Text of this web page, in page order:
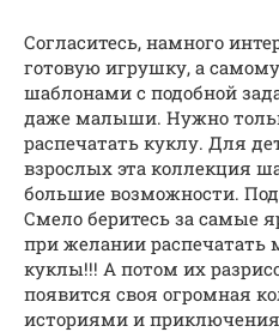
Согласитесь, намного
готовую игрушку, а
шаблонами с подобной
даже малыши. Нужно
распечатать куклу. Для
взрослых эта коллекция
большие возможности.
Смело беритесь за самые
при желании распечатать
куклы!!! А потом их
появится своя огромная
историями и